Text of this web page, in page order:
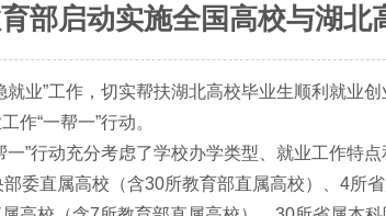
部启动实施全国高校与湖北
就业”工作，切实帮扶湖北高校毕业生顺利就业
作“一帮一”行动。
”行动充分考虑了学校办学类型、就业工作特点
委直属高校（含30所教育部直属高校）、4所